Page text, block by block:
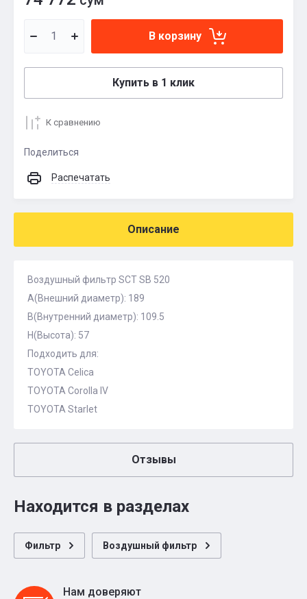
В корзину
Купить в 1 клик
К сравнению
Поделиться
Распечатать
Описание
Воздушный фильтр SCT SB 520
A(Внешний диаметр): 189
B(Внутренний диаметр): 109.5
H(Высота): 57
Подходить для:
TOYOTA Celica
TOYOTA Corolla IV
TOYOTA Starlet
Отзывы
Находится в разделах
Фильтр Воздушный фильтр
Нам доверяют